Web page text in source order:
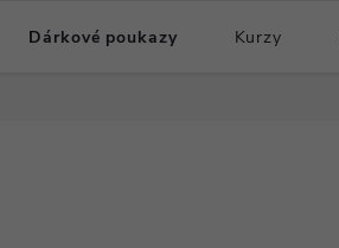
Dárkové poukazy Kurzy